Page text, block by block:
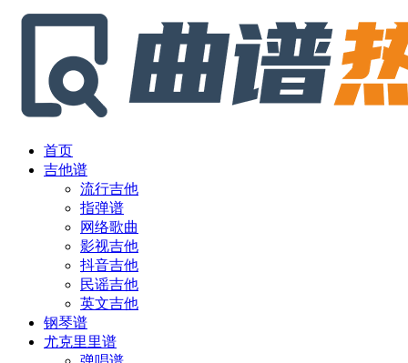
首页
吉他谱
流行吉他
指弹谱
网络歌曲
影视吉他
抖音吉他
民谣吉他
英文吉他
钢琴谱
尤克里里谱